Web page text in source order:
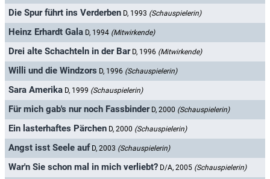
Die Spur führt ins Verderben D, 1993 (Schauspielerin)
Heinz Erhardt Gala D, 1994 (Mitwirkende)
Drei alte Schachteln in der Bar D, 1996 (Mitwirkende)
Willi und die Windzors D, 1996 (Schauspielerin)
Sara Amerika D, 1999 (Schauspielerin)
Für mich gab's nur noch Fassbinder D, 2000 (Schauspielerin)
Ein lasterhaftes Pärchen D, 2000 (Schauspielerin)
Angst isst Seele auf D, 2003 (Schauspielerin)
War'n Sie schon mal in mich verliebt? D/A, 2005 (Schauspielerin)